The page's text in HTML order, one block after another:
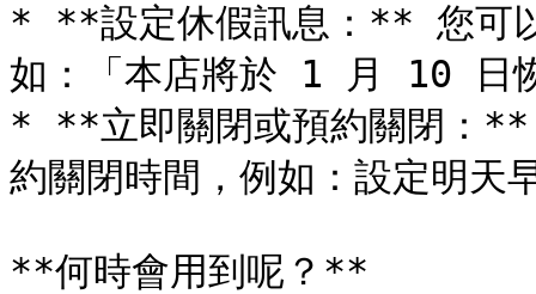
* **設定休假訊息：** 您可
如：「本店將於 1 月 10 日
* **立即關閉或預約關閉：**
約關閉時間，例如：設定明
**何時會用到呢？**